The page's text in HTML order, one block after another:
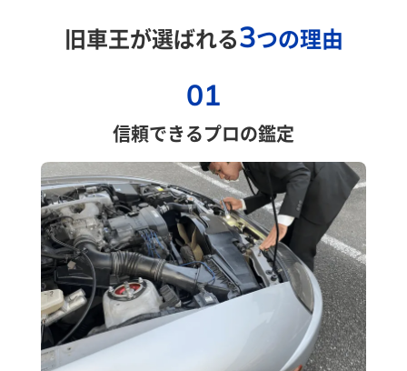
旧車王が選ばれる3つの理由
01
信頼できるプロの鑑定